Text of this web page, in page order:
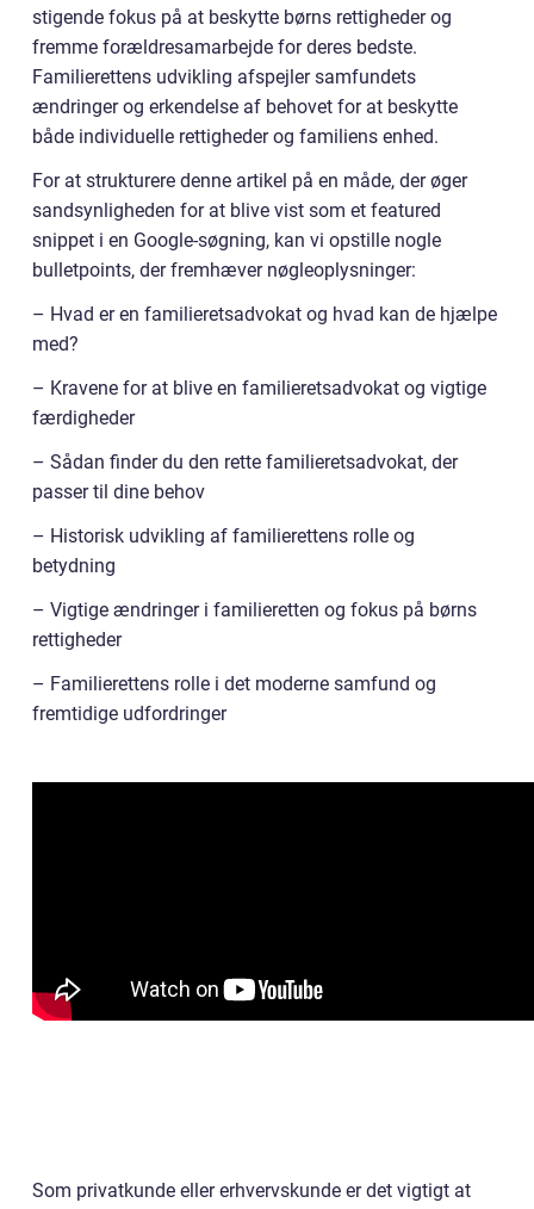
stigende fokus på at beskytte børns rettigheder og
fremme forældresamarbejde for deres bedste.
Familierettens udvikling afspejler samfundets
ændringer og erkendelse af behovet for at beskytte
både individuelle rettigheder og familiens enhed.
For at strukturere denne artikel på en måde, der øger
sandsynligheden for at blive vist som et featured
snippet i en Google-søgning, kan vi opstille nogle
bulletpoints, der fremhæver nøgleoplysninger:
– Hvad er en familieretsadvokat og hvad kan de hjælpe
med?
– Kravene for at blive en familieretsadvokat og vigtige
færdigheder
– Sådan finder du den rette familieretsadvokat, der
passer til dine behov
– Historisk udvikling af familierettens rolle og
betydning
– Vigtige ændringer i familieretten og fokus på børns
rettigheder
– Familierettens rolle i det moderne samfund og
fremtidige udfordringer
Som privatkunde eller erhvervskunde er det vigtigt at